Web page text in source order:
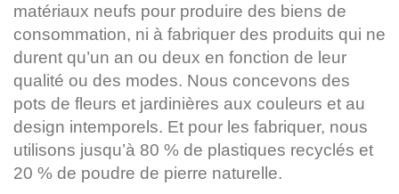
matériaux neufs pour produire des biens de
consommation, ni à fabriquer des produits qui ne
durent qu’un an ou deux en fonction de leur
qualité ou des modes. Nous concevons des
pots de fleurs et jardinières aux couleurs et au
design intemporels. Et pour les fabriquer, nous
utilisons jusqu’à 80 % de plastiques recyclés et
20 % de poudre de pierre naturelle.